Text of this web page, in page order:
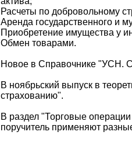
Расчеты по добровольному
Аренда государственного и
Приобретение имущества у
Обмен товарами.
Новое в Справочнике "УСН.
В ноябрьский выпуск в
страхованию".
В раздел "Торговые
поручитель применяют